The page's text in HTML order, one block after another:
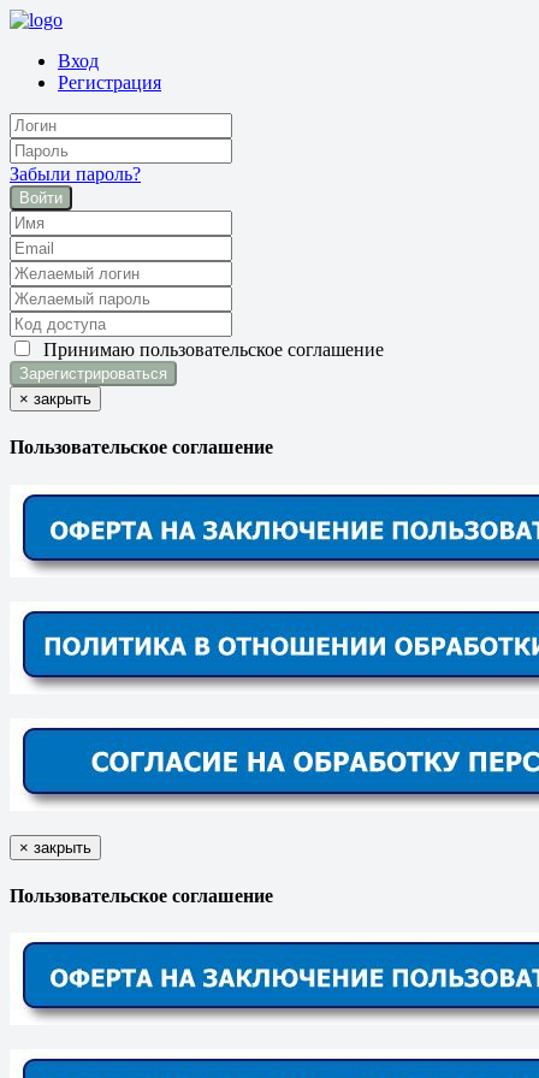
Вход
Регистрация
Забыли пароль?
Войти
Принимаю пользовательское соглашение
× закрыть
Пользовательское соглашение
× закрыть
Пользовательское соглашение